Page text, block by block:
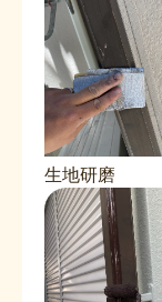
生地研磨